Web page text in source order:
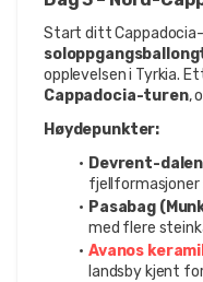
Start ditt
opplevelsen i Tyrkia.
Cappadocia-turen,
Høydepunkter:
Devrent-
fjellformasjoner
Pasabag
med flere
Avanos
landsby kjent